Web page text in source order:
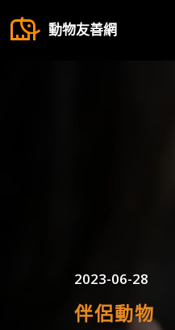
動物友善網
2023-06-28
伴侶動物